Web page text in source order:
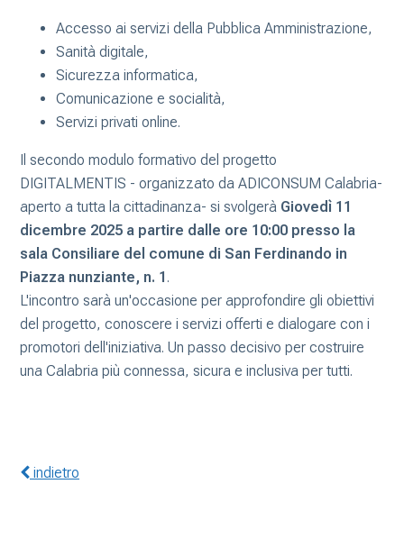
Accesso ai servizi della Pubblica Amministrazione,
Sanità digitale,
Sicurezza informatica,
Comunicazione e socialità,
Servizi privati online.
Il secondo modulo formativo del progetto
DIGITALMENTIS - organizzato da ADICONSUM Calabria-
aperto a tutta la cittadinanza- si svolgerà Giovedì 11
dicembre 2025 a partire dalle ore 10:00 presso la
sala Consiliare del comune di San Ferdinando in
Piazza nunziante, n. 1 .
L'incontro sarà un'occasione per approfondire gli obiettivi
del progetto, conoscere i servizi offerti e dialogare con i
promotori dell'iniziativa. Un passo decisivo per costruire
una Calabria più connessa, sicura e inclusiva per tutti.
indietro